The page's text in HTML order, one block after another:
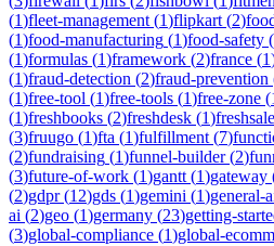
(1)fleet-management (1)flipkart (2)
(1)food-manufacturing (1)food-safety (
(1)formulas (1)framework (2)france (1
(1)fraud-detection (2)fraud-prevention
(1)free-tool (1)free-tools (1)free-zone (
(1)freshbooks (2)freshdesk (1)
(3)fruugo (1)fta (1)fulfillment (7)
(2)fundraising (1)funnel-builder(2)
(3)future-of-work (1)gantt (1)gateway
(2)gdpr(12)gds (1)gemini (1)general-
ai (2)geo (1)germany (23)getting-
(3)global-compliance (1)global-